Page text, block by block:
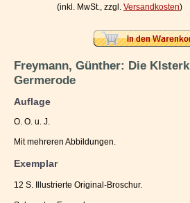
(inkl. MwSt., zzgl. Versandkosten)
Freymann, Günther: Die
Germerode
Auflage
O. O. u. J.
Mit mehreren Abbildungen.
Exemplar
12 S. Illustrierte Original-Broschur.